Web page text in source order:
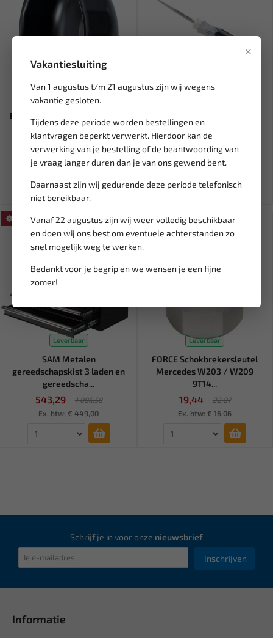
×
Vakantiesluiting
Van 1 augustus t/m 21 augustus zijn wij wegens
vakantie gesloten.
Tijdens deze periode worden bestellingen en
klantvragen beperkt verwerkt. Hierdoor kan de
verwerking van je bestelling of de beantwoording van
je vraag langer duren dan je van ons gewend bent.
Daarnaast zijn wij gedurende deze periode telefonisch
niet bereikbaar.
Vanaf 22 augustus zijn wij weer volledig beschikbaar
en doen wij ons best om eventuele achterstanden zo
snel mogelijk weg te werken.
Bedankt voor je begrip en we wensen je een fijne
zomer!
Leverbaar
BGS Oliefiltersleutel 16-punts
Ø 86mm voor BMW, Vo...
12,11
Ex. btw: € 10,01
tester 6-12-24V 88432A
21,39
25,17
SALE!
Leverbaar
SAM Metalen
gereedschapskist 3 laden en
gereedscha...
543,29
1.086,58
Ex. btw: € 449,00
SALE!
Leverbaar
FORCE Schokbrekersleutel
Mercedes W203 / W209
9T14...
19,44
22,87
Ex. btw: € 16,06
Schrijf je in voor onze nieuwsbrief
Inschrijven
Informatie